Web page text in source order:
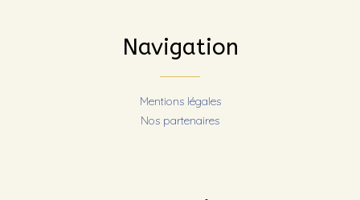
Navigation
Mentions légales
Nos partenaires